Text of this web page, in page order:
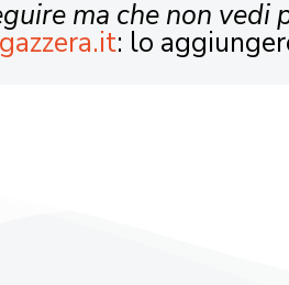
ma che non
: lo